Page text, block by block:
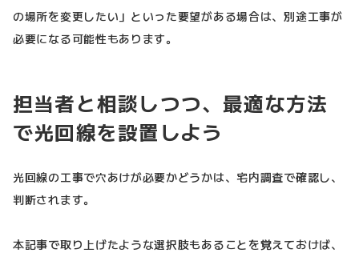
の場所を変更したい」といった要望がある場合は、別途工事が
必要になる可能性もあります。
担当者と相談しつつ、最適な方法
で光回線を設置しよう
光回線の工事で穴あけが必要かどうかは、宅内調査で確認し、
判断されます。
本記事で取り上げたような選択肢もあることを覚えておけば、